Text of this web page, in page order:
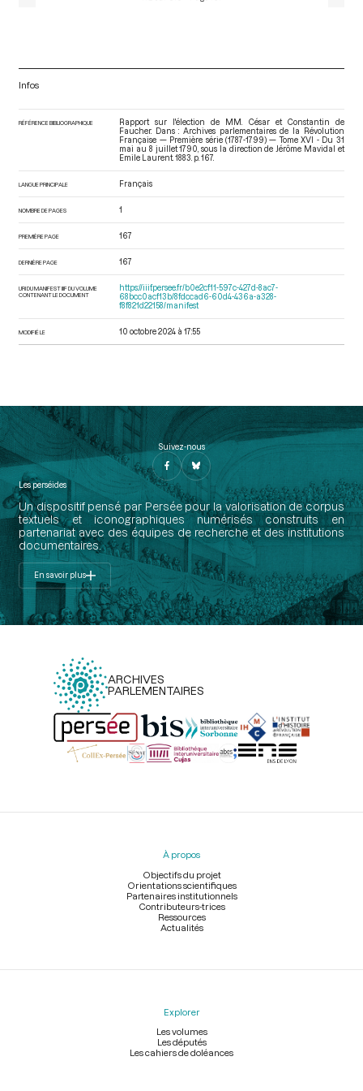
Infos
RÉFÉRENCE BIBLIOGRAPHIQUE
Rapport sur l'élection de MM. César et Constantin de
Faucher. Dans : Archives parlementaires de la Révolution
Française — Première série (1787-1799) — Tome XVI - Du 31
mai au 8 juillet 1790 , sous la direction de Jérôme Mavidal et
Emile Laurent. 1883. p. 167.
LANGUE PRINCIPALE Français
NOMBRE DE PAGES 1
PREMIÈRE PAGE 167
DERNIÈRE PAGE 167
URI DU MANIFEST IIIF DU VOLUME
CONTENANT LE DOCUMENT
https://iiif.persee.fr/b0e2cf11-597c-427d-8ac7-
68bcc0acf13b/8fdccad6-60d4-436a-a328-
f8f821d22158/manifest
MODIFIÉ LE 10 octobre 2024 à 17:55
Suivez-nous
Les perséides
Un dispositif pensé par Persée pour la valorisation de corpus
textuels et iconographiques numérisés construits en
partenariat avec des équipes de recherche et des institutions
documentaires.
En savoir plus
ARCHIVES
PARLEMENTAIRES
Menu
À propos
Objectifs du projet
Orientations scientifiques
Partenaires institutionnels
Contributeurs-trices
Ressources
Actualités
Explorer
Les volumes
Les députés
Les cahiers de doléances